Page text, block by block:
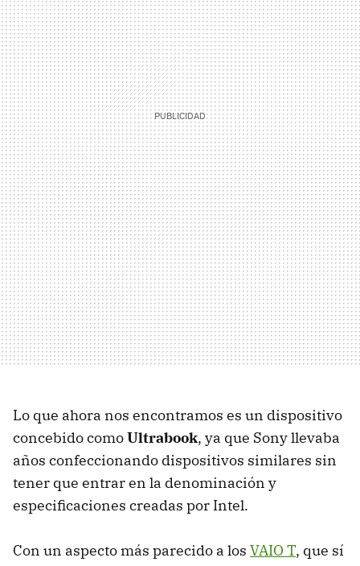
Lo que ahora nos encontramos es un dispositivo
concebido comoUltrabook, ya que Sony llevaba
años confeccionando dispositivos similares sin
tener que entrar en la denominación y
especificaciones creadas por Intel.
Con un aspecto más parecido a los VAIO T, que sí